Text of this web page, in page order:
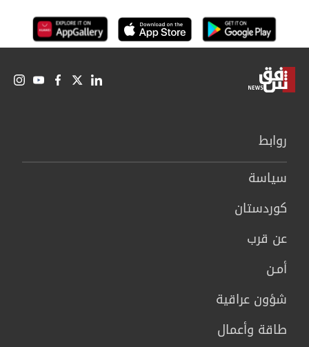
روابط
سیاسة
كوردستان
عن قرب
أمـن
شؤون عراقية
طاقة وأعمال